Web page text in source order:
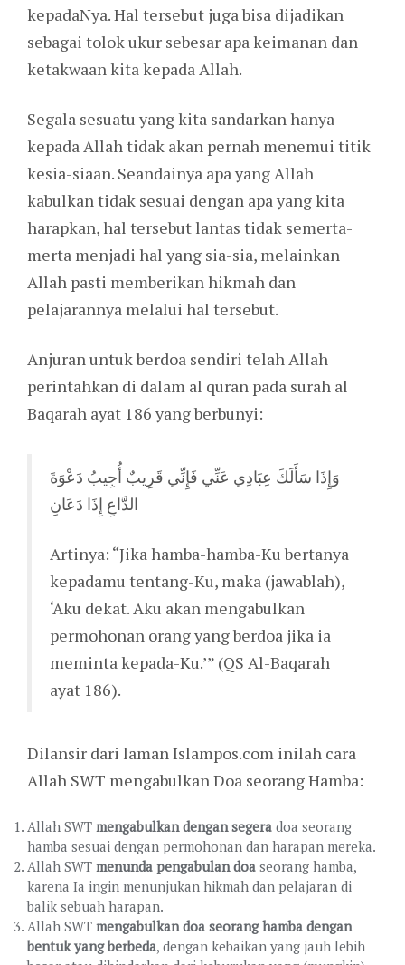
kepadaNya. Hal tersebut juga bisa dijadikan
sebagai tolok ukur sebesar apa keimanan dan
ketakwaan kita kepada Allah.
Segala sesuatu yang kita sandarkan hanya
kepada Allah tidak akan pernah menemui titik
kesia-siaan. Seandainya apa yang Allah
kabulkan tidak sesuai dengan apa yang kita
harapkan, hal tersebut lantas tidak semerta-
merta menjadi hal yang sia-sia, melainkan
Allah pasti memberikan hikmah dan
pelajarannya melalui hal tersebut.
Anjuran untuk berdoa sendiri telah Allah
perintahkan di dalam al quran pada surah al
Baqarah ayat 186 yang berbunyi:
وَإِذَا سَأَلَكَ عِبَادِي عَنِّي فَإِنِّي قَرِيبٌ أُجِيبُ دَعْوَةَ
الدَّاعِ إِذَا دَعَانِ
Artinya: “Jika hamba-hamba-Ku bertanya
kepadamu tentang-Ku, maka (jawablah),
‘Aku dekat. Aku akan mengabulkan
permohonan orang yang berdoa jika ia
meminta kepada-Ku.’” (QS Al-Baqarah
ayat 186).
Dilansir dari laman Islampos.com inilah cara
Allah SWT mengabulkan Doa seorang Hamba:
Allah SWT mengabulkan dengan segera doa seorang
hamba sesuai dengan permohonan dan harapan mereka.
Allah SWT menunda pengabulan doa seorang hamba,
karena Ia ingin menunjukan hikmah dan pelajaran di
balik sebuah harapan.
Allah SWT mengabulkan doa seorang hamba dengan
bentuk yang berbeda, dengan kebaikan yang jauh lebih